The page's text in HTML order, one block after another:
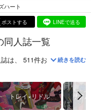
ハート
ポストする LINEで送る
同人誌一覧
は、 511件お取り扱いがご
続きを読む
トレイ×リドル リド